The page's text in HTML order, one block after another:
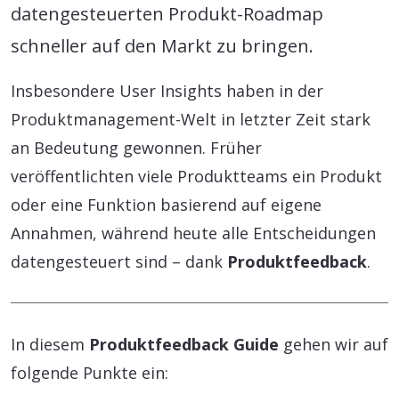
datengesteuerten Produkt-Roadmap
schneller auf den Markt zu bringen.
Insbesondere User Insights haben in der
Produktmanagement-Welt in letzter Zeit stark
an Bedeutung gewonnen. Früher
veröffentlichten viele Produktteams ein Produkt
oder eine Funktion basierend auf eigene
Annahmen, während heute alle Entscheidungen
datengesteuert sind – dank Produktfeedback.
In diesem Produktfeedback Guide gehen wir auf
folgende Punkte ein: